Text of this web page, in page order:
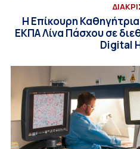
Η Επίκουρη
ΕΚΠΑ Λίνα Πάσχου σε
Digital